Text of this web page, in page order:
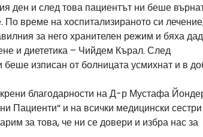
ден и след това пациентът ни беше
По време на хоспитализираното си
за него хранителен режим и бяха
и диететика – Чийдем Кърал. След
изписан от болницата усмихнат и в
благодарности на Д-р Мустафа
Пациенти“ и на всички медицински
за това, че ни се довери и избра нас за